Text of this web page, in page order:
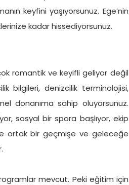
keyfini yaşıyorsunuz. Ege’nin
kadar hissediyorsunuz.
romantik ve keyifli geliyor değil
bilgileri, denizcilik terminolojisi,
donanıma sahip oluyorsunuz.
sosyal bir spora başlıyor, ekip
ortak bir geçmişe ve geleceğe
mevcut. Peki eğitim için